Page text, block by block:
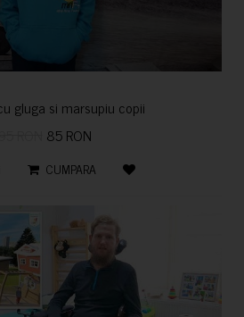
gluga si marsupiu copii
85 RON
CUMPARA